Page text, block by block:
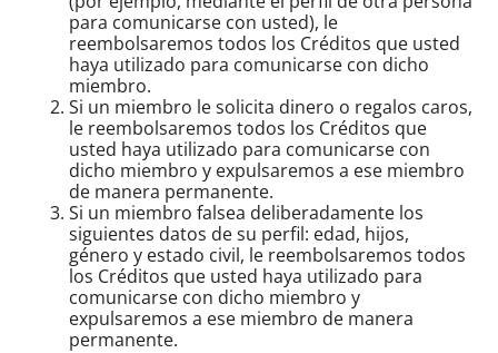
para comunicarse con usted), le
reembolsaremos todos los Créditos que usted
haya utilizado para comunicarse con dicho
miembro.
Si un miembro le solicita dinero o regalos caros,
le reembolsaremos todos los Créditos que
usted haya utilizado para comunicarse con
dicho miembro y expulsaremos a ese miembro
de manera permanente.
Si un miembro falsea deliberadamente los
siguientes datos de su perfil: edad, hijos,
género y estado civil, le reembolsaremos todos
los Créditos que usted haya utilizado para
comunicarse con dicho miembro y
expulsaremos a ese miembro de manera
permanente.